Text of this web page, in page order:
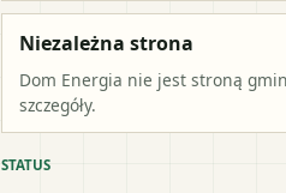
Niezależna strona
Dom Energia nie jest stroną
szczegóły.
STATUS